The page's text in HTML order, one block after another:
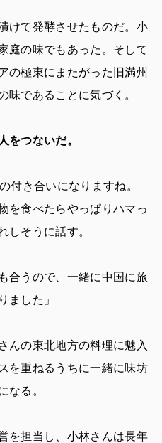
けて発酵させたものだ。小
庭の味でもあった。そして
の極東にまたがった旧満州
味であることに気づく。
をつないだ。
付き合いになりますね。
を食べたらやっぱりハマっ
しそうに話す。
合うので、一緒に中国に旅
ました」
んの東北地方の料理に魅入
を重ねるうちに一緒に味坊
なる。
を担当し、小林さんは長年